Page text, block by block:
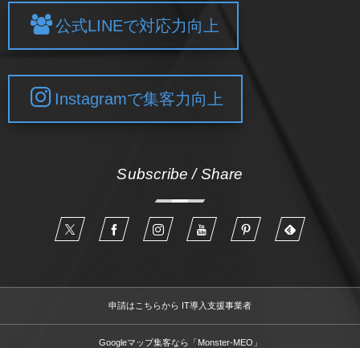
公式LINEで対応力向上
Instagramで集客力向上
Subscribe / Share
申請はこちらから IT導入支援事業者
Googleマップ集客なら「Monster-MEO」